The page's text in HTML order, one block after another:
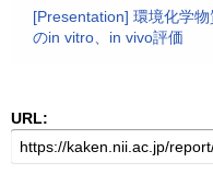
[Presentation] 環境化学
のin vitro、in vivo評価
URL: